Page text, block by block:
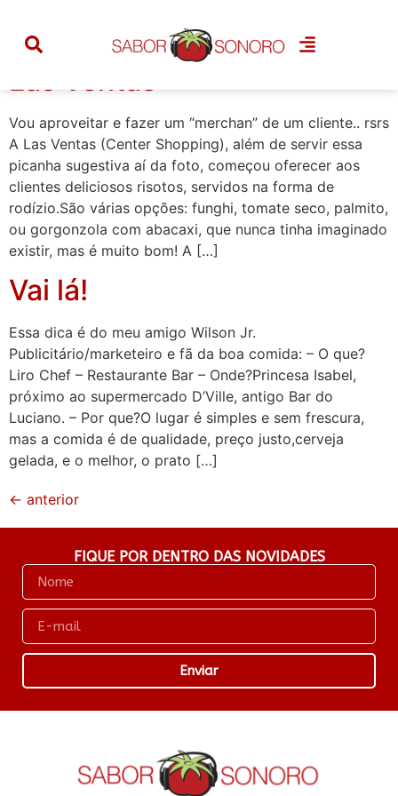
Categoria:vai lá
Las Ventas
Vou aproveitar e fazer um “merchan” de um cliente.. rsrs
A Las Ventas (Center Shopping), além de servir essa
picanha sugestiva aí da foto, começou oferecer aos
clientes deliciosos risotos, servidos na forma de
rodízio.São várias opções: funghi, tomate seco, palmito,
ou gorgonzola com abacaxi, que nunca tinha imaginado
existir, mas é muito bom! A […]
Vai lá!
Essa dica é do meu amigo Wilson Jr.
Publicitário/marketeiro e fã da boa comida: – O que?
Liro Chef – Restaurante Bar – Onde?Princesa Isabel,
próximo ao supermercado D’Ville, antigo Bar do
Luciano. – Por que?O lugar é simples e sem frescura,
mas a comida é de qualidade, preço justo,cerveja
gelada, e o melhor, o prato […]
← anterior
FIQUE POR DENTRO DAS NOVIDADES
Enviar